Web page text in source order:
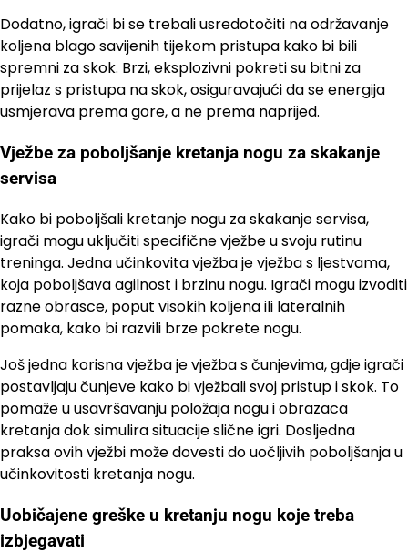
Dodatno, igrači bi se trebali usredotočiti na održavanje
koljena blago savijenih tijekom pristupa kako bi bili
spremni za skok. Brzi, eksplozivni pokreti su bitni za
prijelaz s pristupa na skok, osiguravajući da se energija
usmjerava prema gore, a ne prema naprijed.
Vježbe za poboljšanje kretanja nogu za skakanje
servisa
Kako bi poboljšali kretanje nogu za skakanje servisa,
igrači mogu uključiti specifične vježbe u svoju rutinu
treninga. Jedna učinkovita vježba je vježba s ljestvama,
koja poboljšava agilnost i brzinu nogu. Igrači mogu izvoditi
razne obrasce, poput visokih koljena ili lateralnih
pomaka, kako bi razvili brze pokrete nogu.
Još jedna korisna vježba je vježba s čunjevima, gdje igrači
postavljaju čunjeve kako bi vježbali svoj pristup i skok. To
pomaže u usavršavanju položaja nogu i obrazaca
kretanja dok simulira situacije slične igri. Dosljedna
praksa ovih vježbi može dovesti do uočljivih poboljšanja u
učinkovitosti kretanja nogu.
Uobičajene greške u kretanju nogu koje treba
izbjegavati